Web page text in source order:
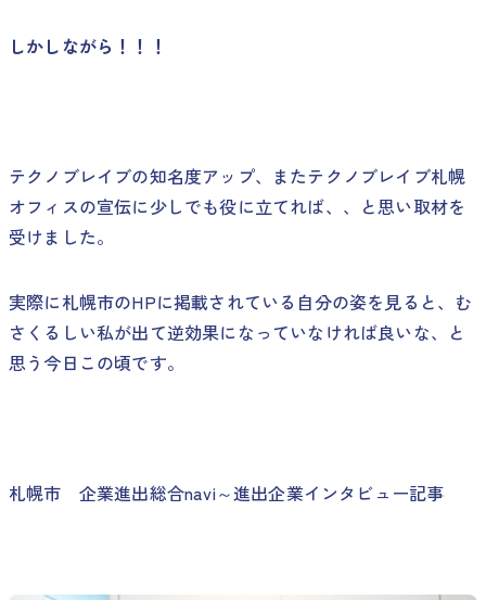
しかしながら！！！
テクノブレイブの知名度アップ、またテクノブレイブ札幌
オフィスの宣伝に少しでも役に立てれば、、と思い取材を
受けました。
実際に札幌市のHPに掲載されている自分の姿を見ると、む
さくるしい私が出て逆効果になっていなければ良いな、と
思う今日この頃です。
札幌市 企業進出総合navi～進出企業インタビュー記事